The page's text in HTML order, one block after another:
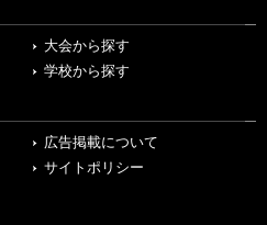
大会から探す
学校から探す
広告掲載について
サイトポリシー